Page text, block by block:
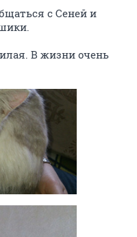
Большое спасибо!